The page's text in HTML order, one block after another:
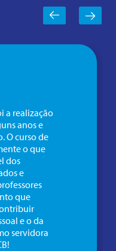
a realização
anos e
O curso de
o que
dos
e
que
e o da
servidora